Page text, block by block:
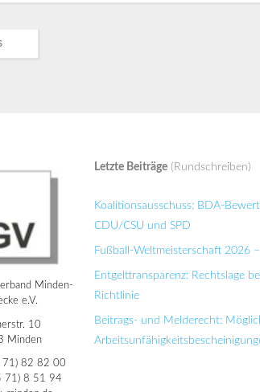
Minden-
e.V.
10
Minden
71) 82 82 00
71) 8 51 94
Letzte Beiträge(Rundschreiben)
Koalitionsausschuss: BDA-
CDU/CSU und SPD
Fußball-Weltmeisterschaft 2026
Entgelttransparenz: Rechtslage
Richtlinie
Beitrags- und Melderecht: